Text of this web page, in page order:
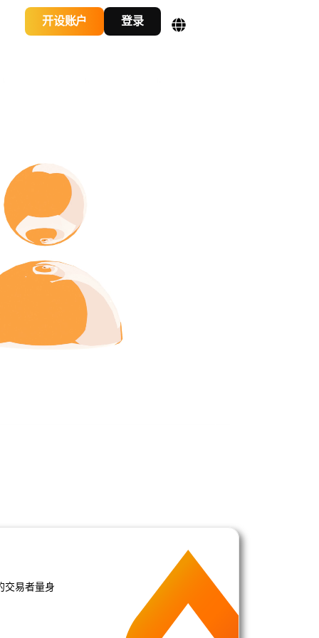
开设账户 登录
交易者量身